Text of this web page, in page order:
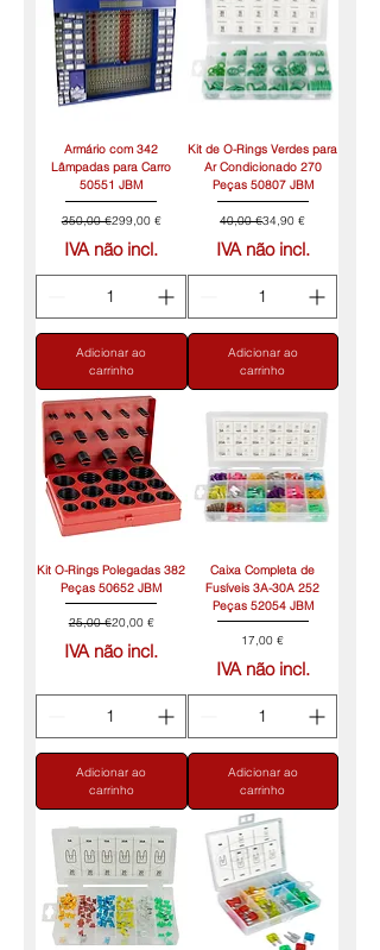
Armário com 342
Lâmpadas para Carro
50551 JBM
Preço normal
350,00 €Preço promocional
299,00 €
IVA não incl.
Adicionar ao
carrinho
Kit de O-Rings Verdes para
Ar Condicionado 270
Peças 50807 JBM
Preço normal
40,00 €Preço promocional
34,90 €
IVA não incl.
Adicionar ao
carrinho
Kit O-Rings Polegadas 382
Peças 50652 JBM
Preço normal
25,00 €Preço promocional
20,00 €
IVA não incl.
Adicionar ao
carrinho
Caixa Completa de
Fusíveis 3A-30A 252
Peças 52054 JBM
Preço
17,00 €
IVA não incl.
Adicionar ao
carrinho